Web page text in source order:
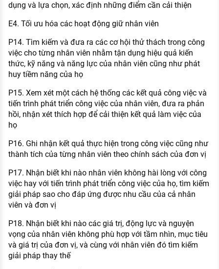
dụng và lựa chọn, xác định những điểm cần cải thiện
E4. Tối ưu hóa các hoạt động giữ nhân viên
P14. Tìm kiếm và đưa ra các cơ hội thử thách trong công
việc cho từng nhân viên nhằm tận dụng hiệu quả kiến
thức, kỹ năng và năng lực của nhân viên cũng như phát
huy tiềm năng của họ
P15. Xem xét một cách hệ thống các kết quả công việc và
tiến trình phát triển công việc của nhân viên, đưa ra phản
hồi, nhận xét thích hợp để cải thiện kết quả làm việc của
họ
P16. Ghi nhận kết quả thực hiện trong công việc cũng như
thành tích của từng nhân viên theo chính sách của đơn vị
P17. Nhận biết khi nào nhân viên không hài lòng với công
việc hay với tiến trình phát triển công việc của họ, tìm kiếm
giải pháp sao cho đáp ứng được nhu cầu của cả nhân
viên và đơn vị
P18. Nhận biết khi nào các giá trị, động lực và nguyện
vọng của nhân viên không phù hợp với tầm nhìn, mục tiêu
và giá trị của đơn vị, và cùng với nhân viên đó tìm kiếm
giải pháp thay thế